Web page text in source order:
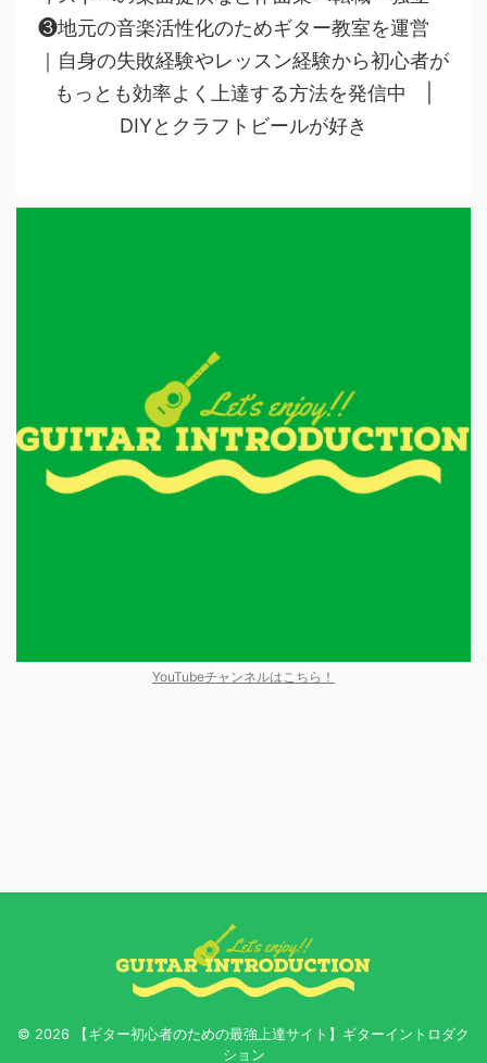
❸地元の音楽活性化のためギター教室を運営
｜自身の失敗経験やレッスン経験から初心者が
もっとも効率よく上達する方法を発信中 |
DIYとクラフトビールが好き
YouTubeチャンネルはこちら！
© 2026 【ギター初心者のための最強上達サイト】ギターイントロダク
ション